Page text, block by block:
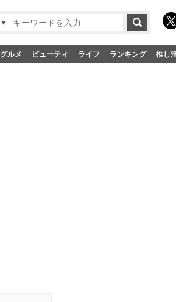
グルメ ビューティ ライフ ランキング 推し